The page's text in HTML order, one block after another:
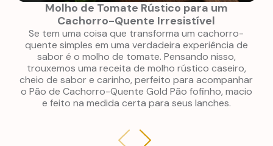
Molho de Tomate Rústico para um
Cachorro-Quente Irresistível
Se tem uma coisa que transforma um cachorro-
quente simples em uma verdadeira experiência de
sabor é o molho de tomate. Pensando nisso,
trouxemos uma receita de molho rústico caseiro,
cheio de sabor e carinho, perfeito para acompanhar
o Pão de Cachorro-Quente Gold Pão fofinho, macio
e feito na medida certa para seus lanches.